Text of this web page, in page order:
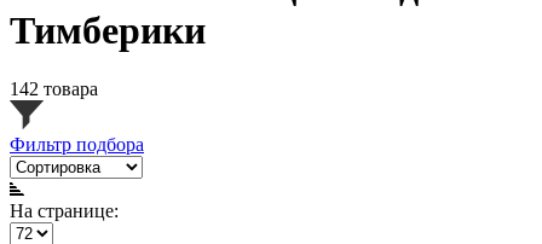
Тимберики
142 товара
Фильтр подбора
На странице: